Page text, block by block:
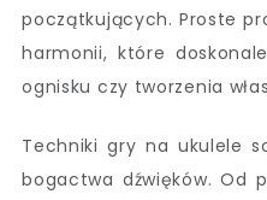
początkujących. Proste
harmonii, które
ognisku czy tworzenia
Techniki gry na ukulele
bogactwa dźwięków. Od